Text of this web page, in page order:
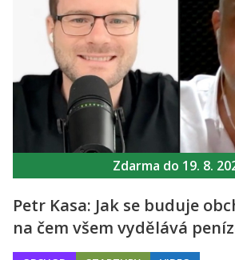
Zdarma do 19. 8.
Petr Kasa: Jak se buduje
na čem všem vydělává